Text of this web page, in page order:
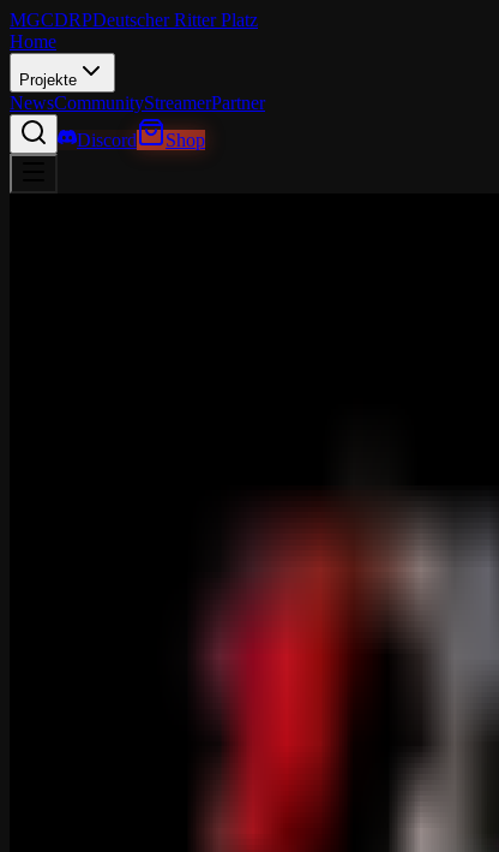
MGCDRPDeutscher Ritter Platz
Home
Projekte
NewsCommunityStreamerPartner
Discord
Shop